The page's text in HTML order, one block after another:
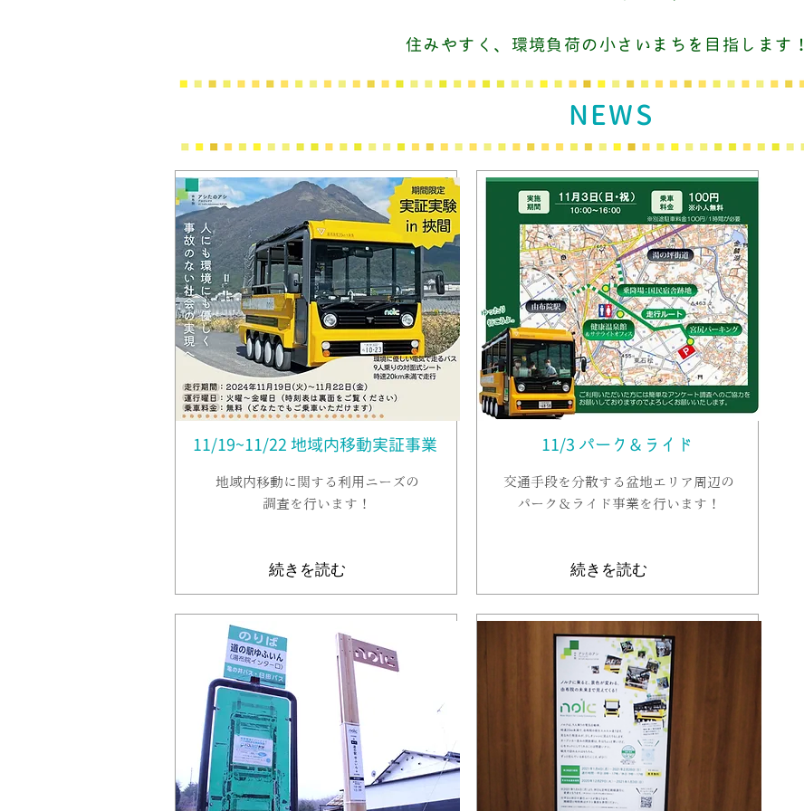
住みやすく、環境負荷の小さいまちを目指します！
NEWS
11/19~11/22 地域内移動実証事業
地域内移動に関する利用ニーズの
調査を行います ！
続きを読む
11/3 パーク＆ライド
交通手段を分散する盆地エリア周辺の
パーク＆ライド事業を行います！
続きを読む